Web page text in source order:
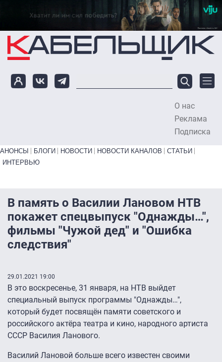
Перейти к основному содержанию
О нас
Реклама
Подписка
Primary links bottom
АНОНСЫ БЛОГИ НОВОСТИ НОВОСТИ КАНАЛОВ
СТАТЬИ
ИНТЕРВЬЮ
В память о Василии Лановом НТВ
покажет спецвыпуск "Однажды…",
фильмы "Чужой дед" и "Ошибка
следствия"
29.01.2021 19:00
В это воскресенье, 31 января, на НТВ выйдет
специальный выпуск программы "Однажды…",
который будет посвящён памяти советского и
российского актёра театра и кино, народного артиста
СССР Василия Ланового.
Василий Лановой больше всего известен своими